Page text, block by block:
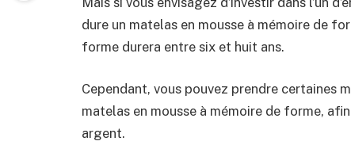
dure un matelas en mousse à mémoire de
forme durera entre six et huit ans.
Cependant, vous pouvez prendre certaines
matelas en mousse à mémoire de forme,
argent.